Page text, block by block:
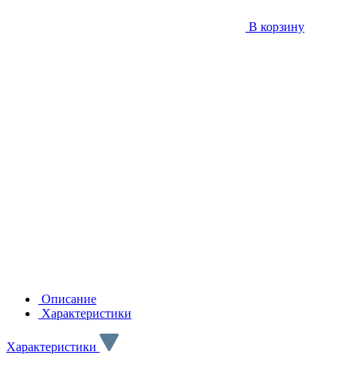
В корзину
Описание
Характеристики
Характеристики